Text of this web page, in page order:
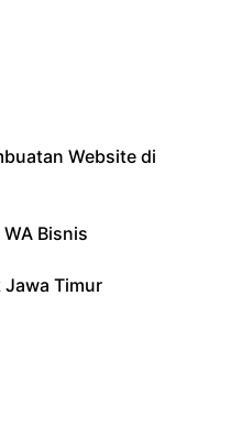
Website di
Bisnis
Jawa Timur